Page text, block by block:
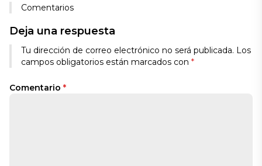
Comentarios
Deja una respuesta
Tu dirección de correo electrónico no será publicada. Los
campos obligatorios están marcados con *
Comentario *